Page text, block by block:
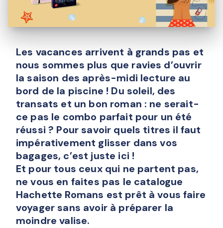
Les vacances arrivent à grands pas et
nous sommes plus que ravies d’ouvrir
la saison des après-midi lecture au
bord de la piscine ! Du soleil, des
transats et un bon roman : ne serait-
ce pas le combo parfait pour un été
réussi ? Pour savoir quels titres il faut
impérativement glisser dans vos
bagages, c’est juste ici !
Et pour tous ceux qui ne partent pas,
ne vous en faites pas le catalogue
Hachette Romans est prêt à vous faire
voyager sans avoir à préparer la
moindre valise.